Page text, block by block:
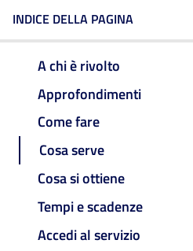
INDICE DELLA PAGINA
A chi è rivolto
Approfondimenti
Come fare
Cosa serve
Cosa si ottiene
Tempi e scadenze
Accedi al servizio